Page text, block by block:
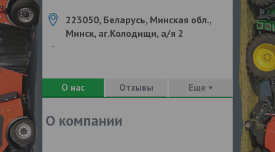
223050, Беларусь, Минская обл.,
Минск, аг.Колодищи, а/я 2
О нас Отзывы Еще
О компании